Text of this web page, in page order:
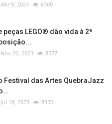
Abr 9, 2024 6300
peças LEGO® dão vida à 2ª
Nov 20, 2023 8577
Festival das Artes QuebraJazz
Jul 18, 2023 8350